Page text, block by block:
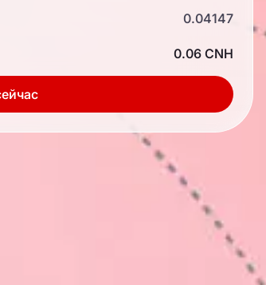
0.04147
0.06 CNH